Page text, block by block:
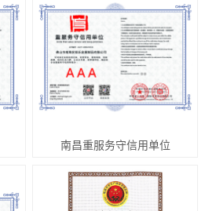
南昌重服务守信用单位